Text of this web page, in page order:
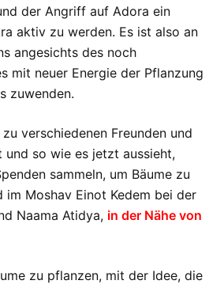
der Angriff auf Adora ein
aktiv zu werden. Es ist also an
angesichts des noch
mit neuer Energie der Pflanzung
zuwenden.
verschiedenen Freunden und
und so wie es jetzt aussieht,
sammeln, um Bäume zu
im Moshav Einot Kedem bei der
Naama Atidya, in der Nähe von
zu pflanzen, mit der Idee, die